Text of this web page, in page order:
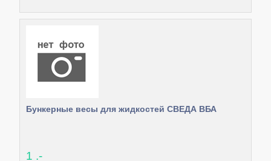
Бункерные весы для жидкостей СВЕДА ВБА
1 .-